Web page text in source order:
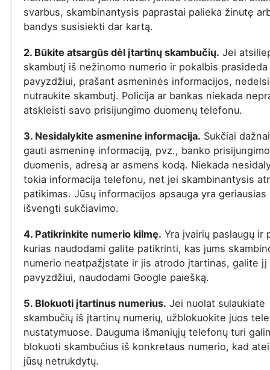
svarbus, skambinantysis paprastai palieka žinutę
bandys susisiekti dar kartą.
2. Būkite atsargūs dėl įtartinų skambučių. Jei
skambutį iš nežinomo numerio ir pokalbis
pavyzdžiui, prašant asmeninės informacijos,
nutraukite skambutį. Policija ar bankas niekada
atskleisti savo prisijungimo duomenų telefonu.
3. Nesidalykite asmenine informacija. Sukčiai
gauti asmeninę informaciją, pvz., banko prisijungimo
duomenis, adresą ar asmens kodą. Niekada
tokia informacija telefonu, net jei skambinantysis
patikimas. Jūsų informacijos apsauga yra geriausias
išvengti sukčiavimo.
4. Patikrinkite numerio kilmę. Yra įvairių paslaugų ir
kurias naudodami galite patikrinti, kas jums
numerio neatpažįstate ir jis atrodo įtartinas, galite
pavyzdžiui, naudodami Google paiešką.
5. Blokuoti įtartinus numerius. Jei nuolat sulaukiate
skambučių iš įtartinų numerių, užblokuokite juos
nustatymuose. Dauguma išmaniųjų telefonų turi
blokuoti skambučius iš konkretaus numerio, kad
jūsų netrukdytų.